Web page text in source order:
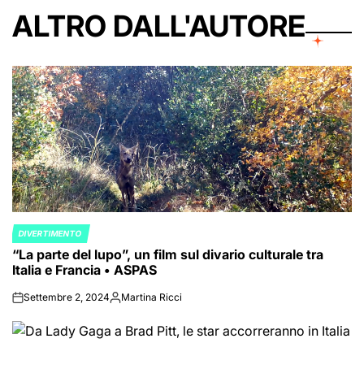
ALTRO DALL'AUTORE
POSTED
IN
DIVERTIMENTO
“La parte del lupo”, un film sul divario culturale tra
Italia e Francia • ASPAS
onSettembre 2, 2024PostedMartina Ricci